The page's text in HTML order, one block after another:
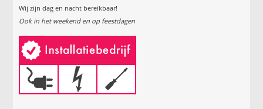
Wij zijn dag en nacht bereikbaar!
Ook in het weekend en op feestdagen